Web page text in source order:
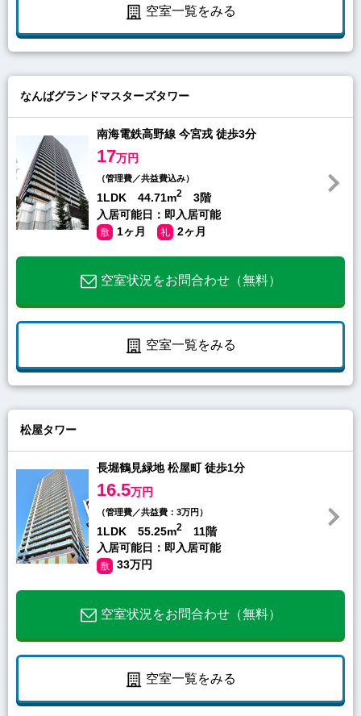
空室一覧をみる
なんばグランドマスターズタワー
南海電鉄高野線 今宮戎 徒歩3分
17万円
（管理費／共益費込み）
1LDK 44.71m2
3階
入居可能日：即入居可能
敷 1ヶ月 礼 2ヶ月
空室状況をお問合わせ（無料）
空室一覧をみる
松屋タワー
長堀鶴見緑地 松屋町 徒歩1分
16.5万円
（管理費／共益費：3万円）
1LDK 55.25m2
11階
入居可能日：即入居可能
敷 33万円
空室状況をお問合わせ（無料）
空室一覧をみる